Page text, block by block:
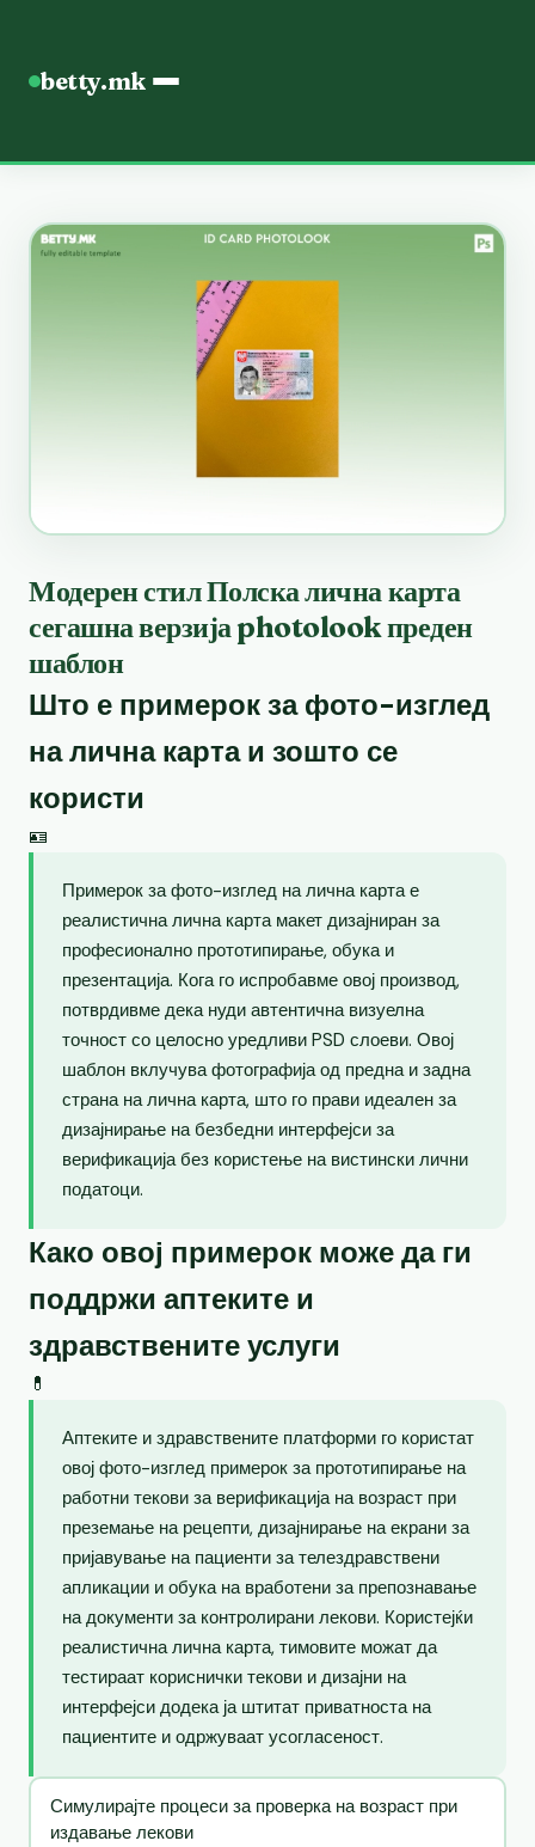
betty.mk
Модерен стил Полска лична карта
сегашна верзија photolook преден
шаблон
Што е примерок за фото-изглед
на лична карта и зошто се
користи
🪪
Примерок за фото-изглед на лична карта е
реалистична лична карта макет дизајниран за
професионално прототипирање, обука и
презентација. Кога го испробавме овој производ,
потврдивме дека нуди автентична визуелна
точност со целосно уредливи PSD слоеви. Овој
шаблон вклучува фотографија од предна и задна
страна на лична карта, што го прави идеален за
дизајнирање на безбедни интерфејси за
верификација без користење на вистински лични
податоци.
Како овој примерок може да ги
поддржи аптеките и
здравствените услуги
💊
Аптеките и здравствените платформи го користат
овој фото-изглед примерок за прототипирање на
работни текови за верификација на возраст при
преземање на рецепти, дизајнирање на екрани за
пријавување на пациенти за телездравствени
апликации и обука на вработени за препознавање
на документи за контролирани лекови. Користејќи
реалистична лична карта, тимовите можат да
тестираат кориснички текови и дизајни на
интерфејси додека ја штитат приватноста на
пациентите и одржуваат усогласеност.
Симулирајте процеси за проверка на возраст при
издавање лекови